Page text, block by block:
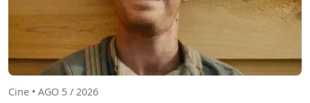
Cine • AGO 5 / 2026